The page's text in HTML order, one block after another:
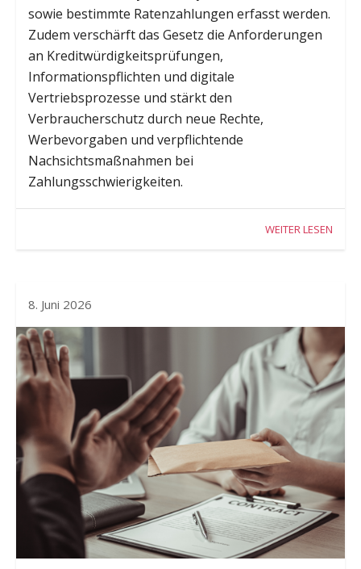
sowie bestimmte Ratenzahlungen erfasst werden.
Zudem verschärft das Gesetz die Anforderungen
an Kreditwürdigkeitsprüfungen,
Informationspflichten und digitale
Vertriebsprozesse und stärkt den
Verbraucherschutz durch neue Rechte,
Werbevorgaben und verpflichtende
Nachsichtsmaßnahmen bei
Zahlungsschwierigkeiten.
WEITER LESEN
8. Juni 2026